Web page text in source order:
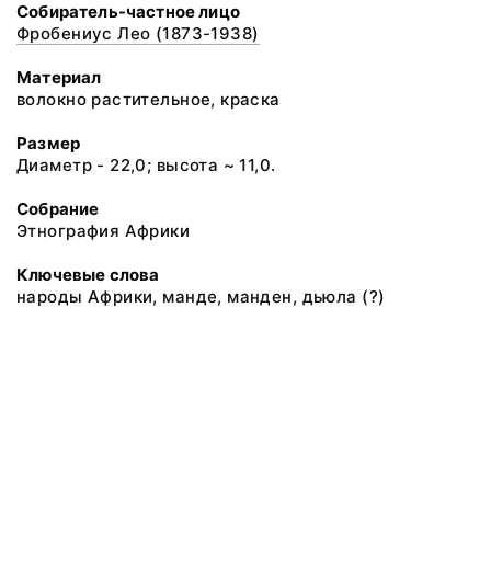
Собиратель-частное лицо
Фробениус Лео (1873-1938)
Материал
волокно растительное, краска
Размер
Диаметр - 22,0; высота ~ 11,0.
Собрание
Этнография Африки
Ключевые слова
народы Африки, манде, манден, дьюла (?)